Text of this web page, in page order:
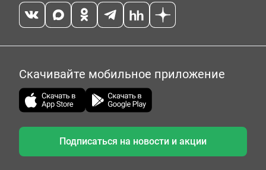
Скачивайте мобильное приложение
Подписаться на новости и акции